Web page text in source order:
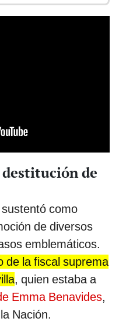
de
como
de diversos
emblemáticos.
de la fiscal suprema
, quien estaba a
Emma Benavides,
Nación.